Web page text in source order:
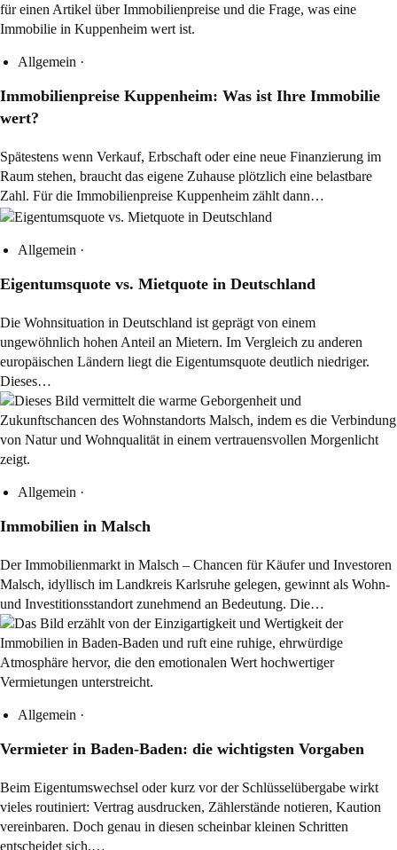
Allgemein ·
Immobilienpreise Kuppenheim: Was ist Ihre Immobilie
wert?
Spätestens wenn Verkauf, Erbschaft oder eine neue Finanzierung im
Raum stehen, braucht das eigene Zuhause plötzlich eine belastbare
Zahl. Für die Immobilienpreise Kuppenheim zählt dann…
Allgemein ·
Eigentumsquote vs. Mietquote in Deutschland
Die Wohnsituation in Deutschland ist geprägt von einem
ungewöhnlich hohen Anteil an Mietern. Im Vergleich zu anderen
europäischen Ländern liegt die Eigentumsquote deutlich niedriger.
Dieses…
Allgemein ·
Immobilien in Malsch
Der Immobilienmarkt in Malsch – Chancen für Käufer und Investoren
Malsch, idyllisch im Landkreis Karlsruhe gelegen, gewinnt als Wohn-
und Investitionsstandort zunehmend an Bedeutung. Die…
Allgemein ·
Vermieter in Baden-Baden: die wichtigsten Vorgaben
Beim Eigentumswechsel oder kurz vor der Schlüsselübergabe wirkt
vieles routiniert: Vertrag ausdrucken, Zählerstände notieren, Kaution
vereinbaren. Doch genau in diesen scheinbar kleinen Schritten
entscheidet sich,…